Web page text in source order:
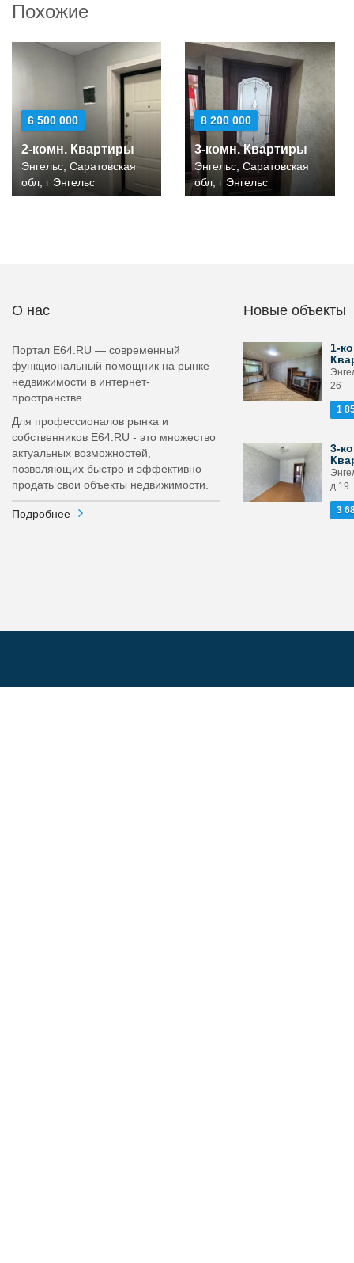
Похожие
6 500 000
2-комн. Квартиры
Энгельс, Саратовская
обл, г Энгельс
8 200 000
3-комн. Квартиры
Энгельс, Саратовская
обл, г Энгельс
О нас
Портал E64.RU — современный
функциональный помощник на рынке
недвижимости в интернет-
пространстве.
Для профессионалов рынка и
собственников E64.RU - это множество
актуальных возможностей,
позволяющих быстро и эффективно
продать свои объекты недвижимости.
Подробнее
Новые объекты
1-
26
1
3-
д.19
3